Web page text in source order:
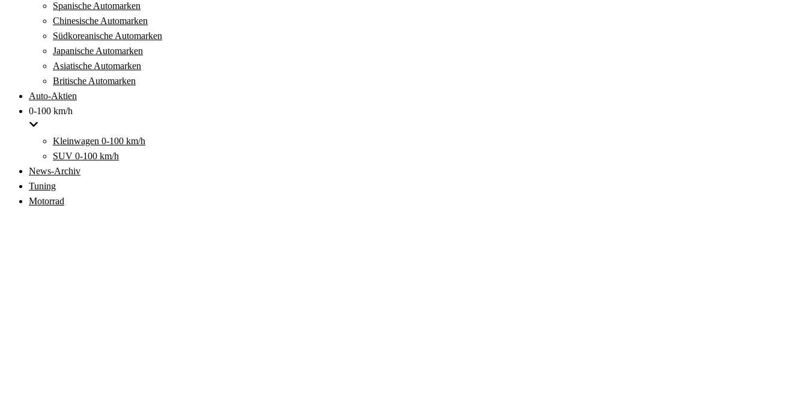
Spanische Automarken
Chinesische Automarken
Südkoreanische Automarken
Japanische Automarken
Asiatische Automarken
Britische Automarken
Auto-Aktien
0-100 km/h
Kleinwagen 0-100 km/h
SUV 0-100 km/h
News-Archiv
Tuning
Motorrad